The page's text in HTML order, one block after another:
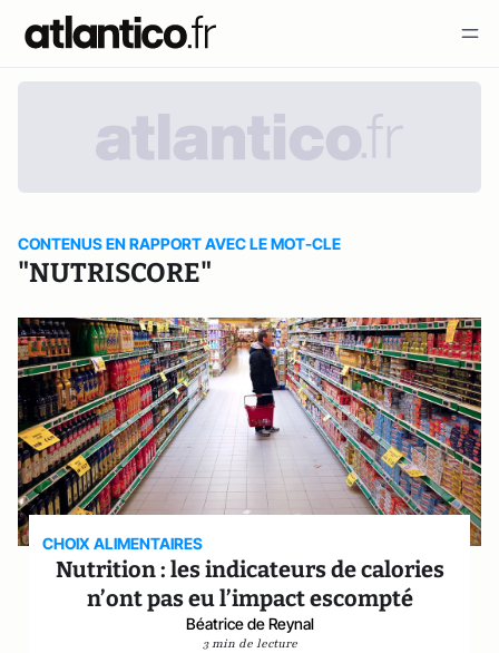
CONTENUS EN RAPPORT AVEC LE MOT-CLE
"NUTRISCORE"
CHOIX ALIMENTAIRES
Nutrition : les indicateurs de calories
n’ont pas eu l’impact escompté
Béatrice de Reynal
3 min de lecture